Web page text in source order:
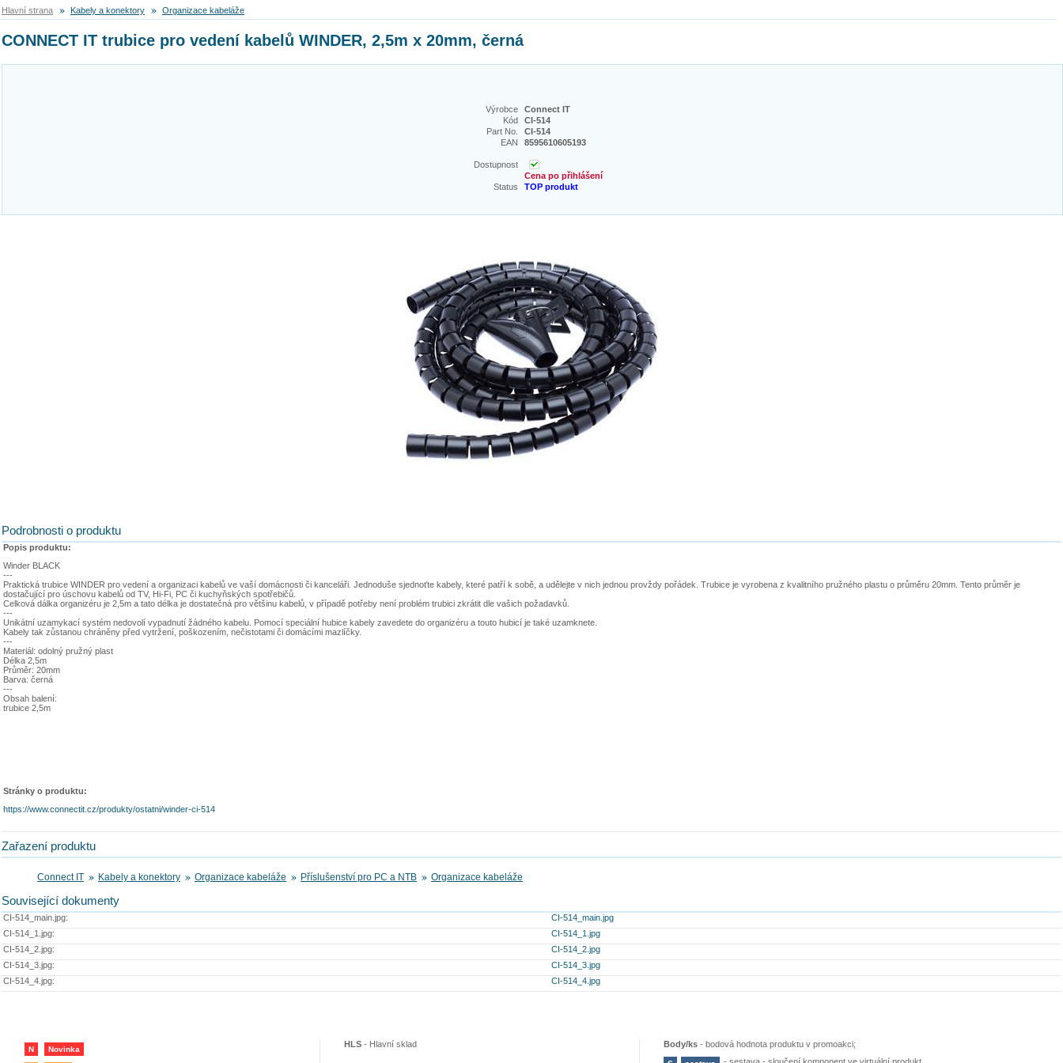
Hlavní strana Kabely a konektory Organizace kabeláže
CONNECT IT trubice pro vedení kabelů WINDER, 2,5m x 20mm, černá
Výrobce
Connect IT
Kód
CI-514
Part No.
CI-514
EAN
8595610605193
Dostupnost
Cena po přihlášení
Status
TOP produkt
Podrobnosti o produktu
Popis produktu:
Winder BLACK
---
Praktická trubice WINDER pro vedení a organizaci kabelů ve vaší domácnosti či kanceláři. Jednoduše sjednoťte kabely, které patří k sobě, a udělejte v nich jednou provždy pořádek. Trubice je vyrobena z kvalitního pružného plastu o průměru 20mm. Tento průměr je
dostačující pro úschovu kabelů od TV, Hi-Fi, PC či kuchyňských spotřebičů.
Celková dálka organizéru je 2,5m a tato délka je dostatečná pro většinu kabelů, v případě potřeby není problém trubici zkrátit dle vašich požadavků.
---
Unikátní uzamykací systém nedovolí vypadnutí žádného kabelu. Pomocí speciální hubice kabely zavedete do organizéru a touto hubicí je také uzamknete.
Kabely tak zůstanou chráněny před vytržení, poškozením, nečistotami či domácími mazlíčky.
---
Materiál: odolný pružný plast
Délka 2,5m
Průměr: 20mm
Barva: černá
---
Obsah balení:
trubice 2,5m
Stránky o produktu:
https://www.connectit.cz/produkty/ostatni/winder-ci-514
Zařazení produktu
Connect IT Kabely a konektory Organizace kabeláže Příslušenství pro PC a NTB Organizace kabeláže
Související dokumenty
CI-514_main.jpg:
CI-514_main.jpg
CI-514_1.jpg:
CI-514_1.jpg
CI-514_2.jpg:
CI-514_2.jpg
CI-514_3.jpg:
CI-514_3.jpg
CI-514_4.jpg:
CI-514_4.jpg
N Novinka
HLS - Hlavní sklad Body/ks -bodová hodnota produktu v promoakci;